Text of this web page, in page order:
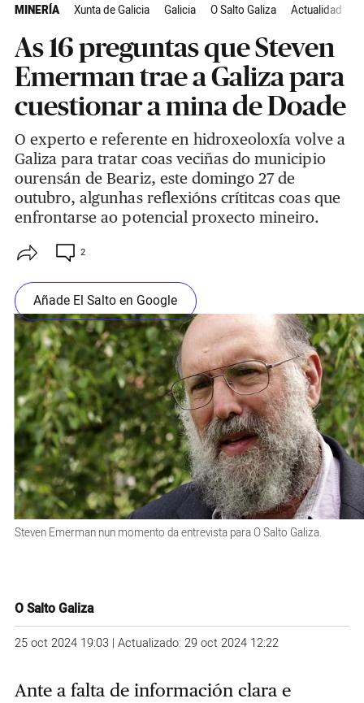
MINERÍA Xunta de Galicia Galicia O Salto Galiza Actualidad
As 16 preguntas que Steven
Emerman trae a Galiza para
cuestionar a mina de Doade
O experto e referente en hidroxeoloxía volve a
Galiza para tratar coas veciñas do municipio
ourensán de Beariz, este domingo 27 de
outubro, algunhas reflexións crítitcas coas que
enfrontarse ao potencial proxecto mineiro.
2
Añade El Salto en Google
Steven Emerman nun momento da entrevista para O Salto Galiza.
O Salto Galiza
25 oct 2024 19:03 | Actualizado: 29 oct 2024 12:22
Ante a falta de información clara e